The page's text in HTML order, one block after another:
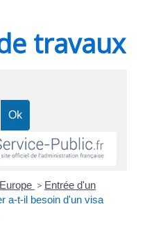
travaux
> Entrée d'un
a-t-il besoin d'un visa